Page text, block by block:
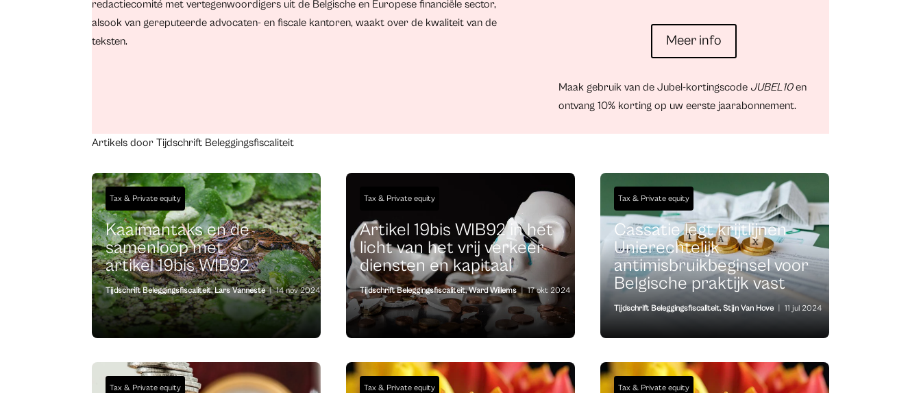
redactiecomité met vertegenwoordigers uit de Belgische en Europese financiële sector,
alsook van gereputeerde advocaten- en fiscale kantoren, waakt over de kwaliteit van de
teksten.
Meer info
Maak gebruik van de Jubel-kortingscode JUBEL10en
ontvang 10% korting op uw eerste jaarabonnement.
Artikels door Tijdschrift Beleggingsfiscaliteit
Tax & Private equity
Kaaimantaks en de
samenloop met
artikel 19bis WIB92
Tijdschrift Beleggingsfiscaliteit,Lars Vanneste | 14 nov 2024
Tax & Private equity
Artikel 19bis WIB92 in het
licht van het vrij verkeer
diensten en kapitaal
Tijdschrift Beleggingsfiscaliteit,Ward Willems | 17 okt 2024
Tax & Private equity
Cassatie legt krijtlijnen
Unierechtelijk
antimisbruikbeginsel voor
Belgische praktijk vast
Tijdschrift Beleggingsfiscaliteit,Stijn Van Hove 11 jul 2024
Tax & Private equity Tax & Private equity Tax & Private equity